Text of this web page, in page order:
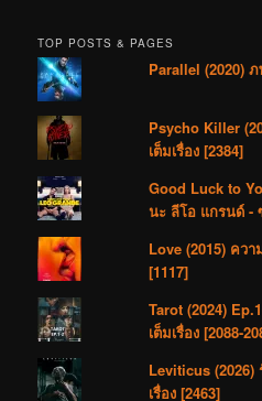
TOP POSTS & PAGES
Parallel (2020)
Psycho Killer
เต็มเรื่อง [2384]
Good Luck to
นะ ลีโอ แกรนด์ -
Love (2015) คว
[1117]
Tarot (2024)
เต็มเรื่อง [2088-
Leviticus (2026)
เรื่อง [2463]